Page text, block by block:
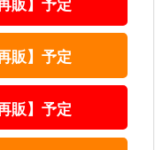
販】予定
販】予定
販】予定